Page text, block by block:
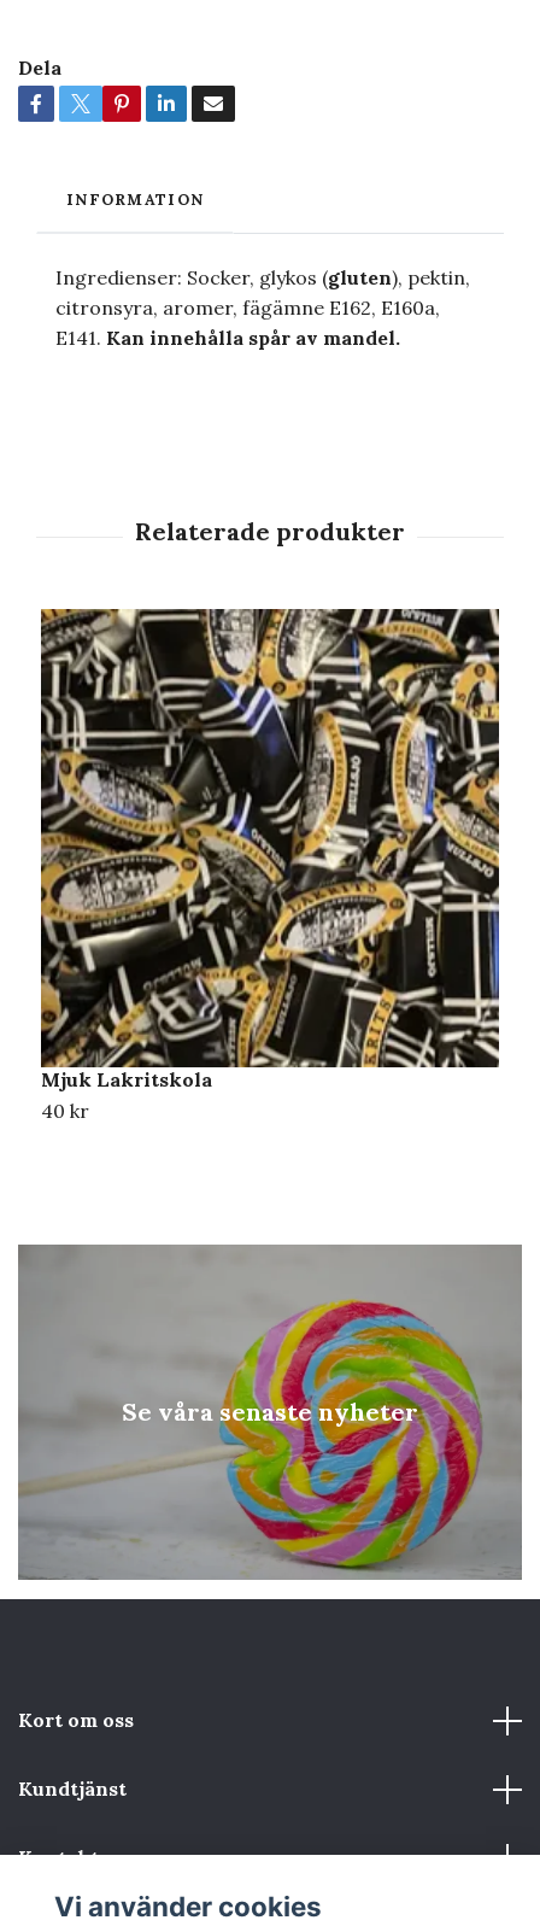
Se våra senaste nyheter
Dela
INFORMATION
Ingredienser: Socker, glykos (gluten), pektin,
citronsyra, aromer, fägämne E162, E160a,
E141. Kan innehålla spår av mandel.
Mjuk Lakritskola
40 kr
Kort om oss
Kundtjänst
Kontakta oss
Vi använder cookies